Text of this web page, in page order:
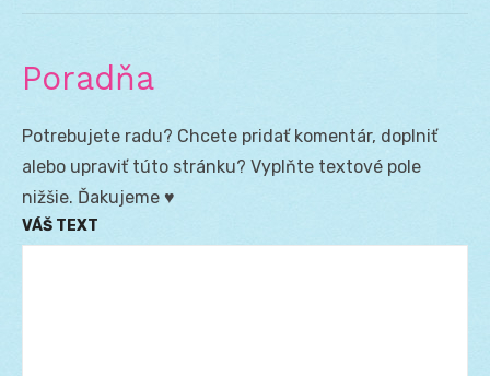
Poradňa
Potrebujete radu? Chcete pridať komentár, doplniť
alebo upraviť túto stránku? Vyplňte textové pole
nižšie. Ďakujeme ♥
VÁŠ TEXT